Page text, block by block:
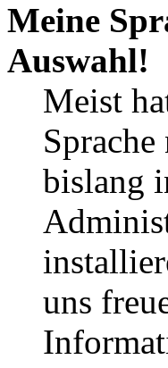
Meine
Auswahl!
Meist
bislang
uns